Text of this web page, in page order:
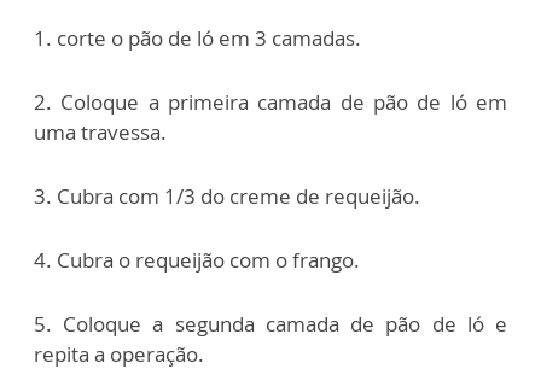
1. corte o pão de ló em 3 camadas.
2. Coloque a primeira camada de pão de ló em
uma travessa.
3. Cubra com 1/3 do creme de requeijão.
4. Cubra o requeijão com o frango.
5. Coloque a segunda camada de pão de ló e
repita a operação.